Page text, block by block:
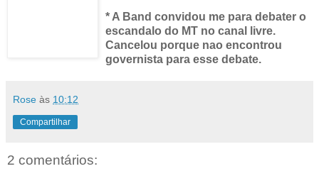
* A Band convidou me para debater o
escandalo do MT no canal livre.
Cancelou porque nao encontrou
governista para esse debate.
Rose às 10:12
Compartilhar
2 comentários: